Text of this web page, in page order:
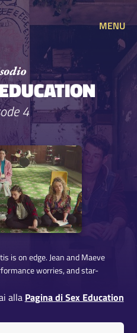
MENU
4
is on edge. Jean and Maeve
worries, and star-
alla Pagina di Sex Education